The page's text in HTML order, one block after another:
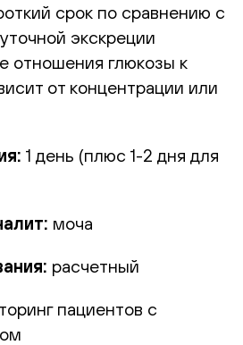
срок по сравнению с
экскреции
отношения глюкозы к
от концентрации или
1 день (плюс 1-2 дня для
моча
расчетный
пациентов с